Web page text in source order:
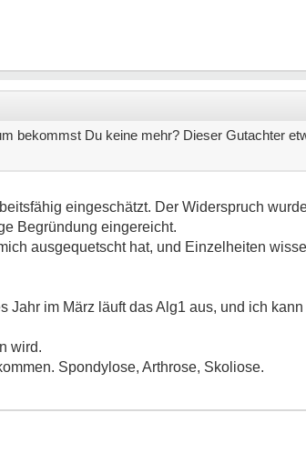
bekommst Du keine mehr? Dieser Gutachter
eingeschätzt. Der Widerspruch
Begründung eingereicht.
ausgequetscht hat, und Einzelheiten
Jahr im März läuft das Alg1 aus, und ich
wird.
Spondylose, Arthrose, Skoliose.